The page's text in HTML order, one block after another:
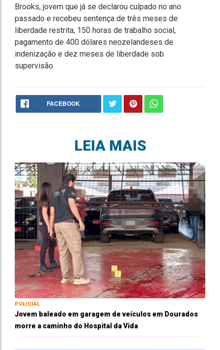
Brooks, jovem que já se declarou culpado no ano
passado e recebeu sentença de três meses de
liberdade restrita, 150 horas de trabalho social,
pagamento de 400 dólares neozelandeses de
indenização e dez meses de liberdade sob
supervisão.
FACEBOOK
LEIA MAIS
POLICIAL
Jovem baleado em garagem de veículos em Dourados
morre a caminho do Hospital da Vida